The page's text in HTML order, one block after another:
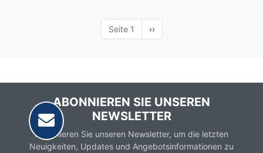
Seite 1
Nächste
Seite
››
ABONNIEREN SIE UNSEREN
NEWSLETTER
Abonnieren Sie unseren Newsletter, um die letzten
Neuigkeiten, Updates und Angebotsinformationen zu